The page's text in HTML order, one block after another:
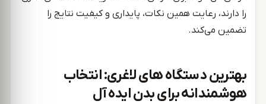
را دارند، رعایت همین نکات، پایداری و کیفیت نتایج را
تضمین می‌کند.
بهترین دستگاه های لاغری: انتخاب
هوشمندانه برای بدن ایده ‌آل